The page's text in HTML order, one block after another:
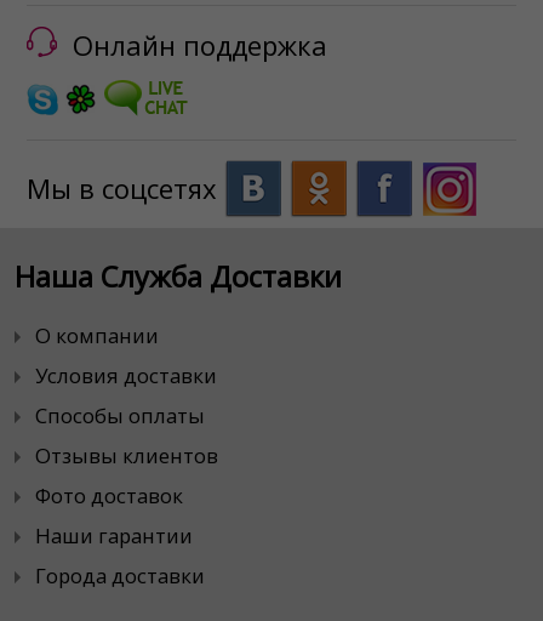
Онлайн поддержка
Мы в соцсетях
Наша Служба Доставки
О компании
Условия доставки
Способы оплаты
Отзывы клиентов
Фото доставок
Наши гарантии
Города доставки